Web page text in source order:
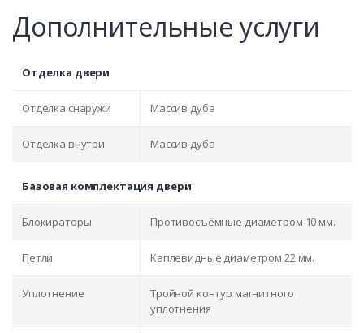
Дополнительные услуги
Отделка двери
Отделка снаружи Массив дуба
Отделка внутри Массив дуба
Базовая комплектация двери
Блокираторы Противосъёмные диаметром 10 мм.
Петли Каплевидные диаметром 22 мм.
Уплотнение
Тройной контур магнитного
уплотнения